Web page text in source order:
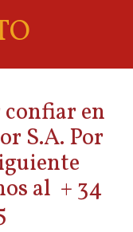
en
S.A. Por
al + 34